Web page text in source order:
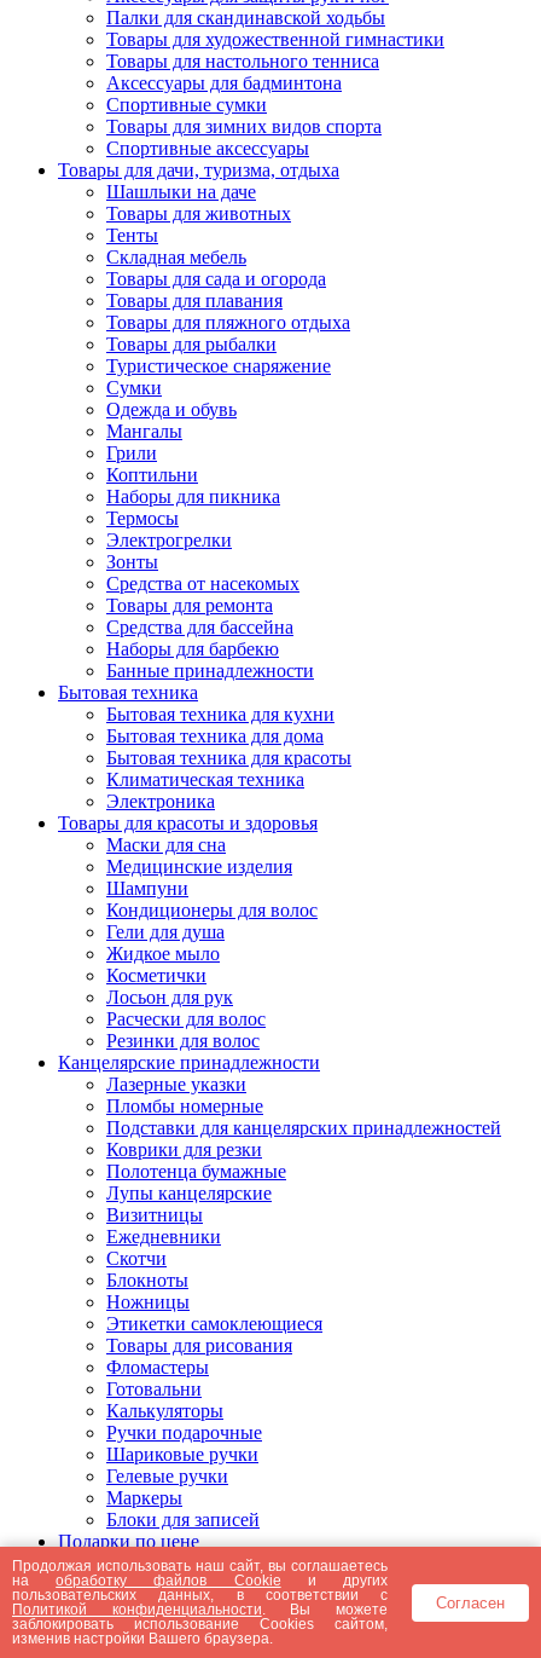
Палки для скандинавской ходьбы
Товары для художественной гимнастики
Товары для настольного тенниса
Аксессуары для бадминтона
Спортивные сумки
Товары для зимних видов спорта
Спортивные аксессуары
Товары для дачи, туризма, отдыха
Шашлыки на даче
Товары для животных
Тенты
Складная мебель
Товары для сада и огорода
Товары для плавания
Товары для пляжного отдыха
Товары для рыбалки
Туристическое снаряжение
Сумки
Одежда и обувь
Мангалы
Грили
Коптильни
Наборы для пикника
Термосы
Электрогрелки
Зонты
Средства от насекомых
Товары для ремонта
Средства для бассейна
Наборы для барбекю
Банные принадлежности
Бытовая техника
Бытовая техника для кухни
Бытовая техника для дома
Бытовая техника для красоты
Климатическая техника
Электроника
Товары для красоты и здоровья
Маски для сна
Медицинские изделия
Шампуни
Кондиционеры для волос
Гели для душа
Жидкое мыло
Косметички
Лосьон для рук
Расчески для волос
Резинки для волос
Канцелярские принадлежности
Лазерные указки
Пломбы номерные
Подставки для канцелярских принадлежностей
Коврики для резки
Полотенца бумажные
Лупы канцелярские
Визитницы
Ежедневники
Скотчи
Блокноты
Ножницы
Этикетки самоклеющиеся
Товары для рисования
Фломастеры
Готовальни
Калькуляторы
Ручки подарочные
Шариковые ручки
Гелевые ручки
Маркеры
Блоки для записей
Подарки по цене
Подарки от 5000 рублей
Подарки до 5000 рублей
Подарки до 3000 рублей
Подарки до 2000 рублей
Подарки до 1000 рублей
Продолжая использовать наш сайт, вы соглашаетесь
наобработку файлов Cookie и других
пользовательских данных, в соответствии с
Политикой конфиденциальности . Вы можете
заблокировать использование Cookies сайтом,
изменив настройки Вашего браузера.
Согласен